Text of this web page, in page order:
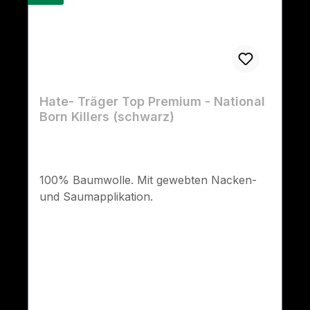
Hate- Träger Top Premium - National
Born Killers (schwarz)
100% Baumwolle. Mit gewebten Nacken-
und Saumapplikation.